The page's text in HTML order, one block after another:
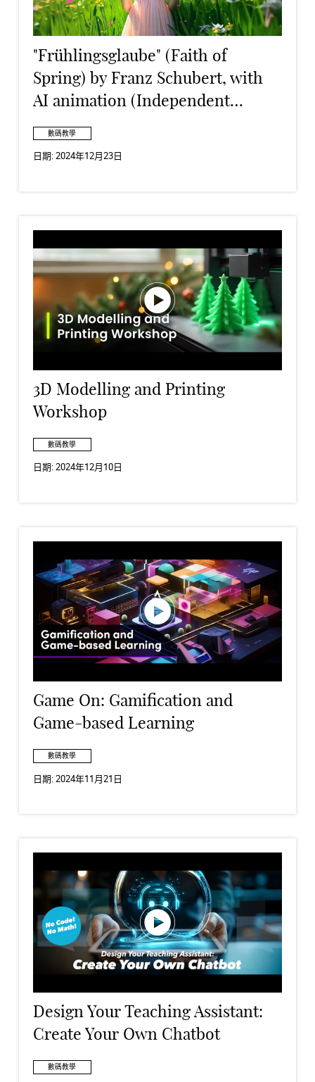
"Frühlingsglaube" (Faith of
Spring) by Franz Schubert, with
AI animation (Independent
Studies - Student Work)
數碼教學
日期:2024年12月23日
3D Modelling and Printing
Workshop
數碼教學
日期:2024年12月10日
Game On: Gamification and
Game-based Learning
數碼教學
日期:2024年11月21日
Design Your Teaching Assistant:
Create Your Own Chatbot
數碼教學